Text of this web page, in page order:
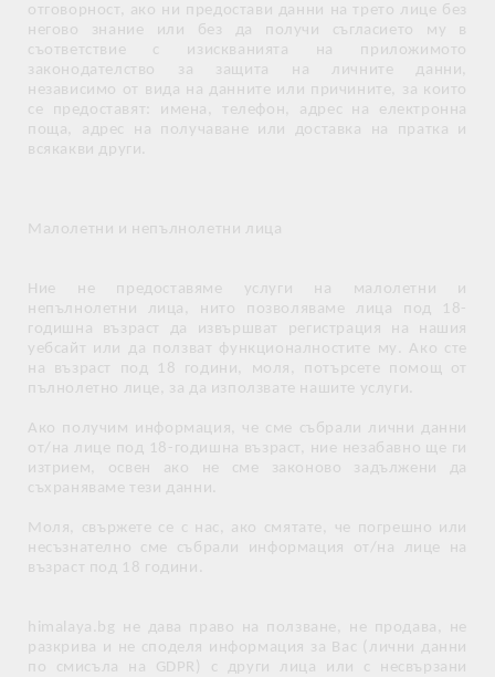
отговорност, ако ни предостави данни на трето лице без
негово знание или без да получи съгласието му в
съответствие с изискванията на приложимото
законодателство за защита на личните данни,
независимо от вида на данните или причините, за които
се предоставят: имена, телефон, адрес на електронна
поща, адрес на получаване или доставка на пратка и
всякакви други.
Малолетни и непълнолетни лица
Ние не предоставяме услуги на малолетни и
непълнолетни лица, нито позволяваме лица под 18-
годишна възраст да извършват регистрация на нашия
уебсайт или да ползват функционалностите му. Ако сте
на възраст под 18 години, моля, потърсете помощ от
пълнолетно лице, за да използвате нашите услуги.
Ако получим информация, че сме събрали лични данни
от/на лице под 18-годишна възраст, ние незабавно ще ги
изтрием, освен ако не сме законово задължени да
съхраняваме тези данни.
Моля, свържете се с нас, ако смятате, че погрешно или
несъзнателно сме събрали информация от/на лице на
възраст под 18 години.
himalaya.bg не дава право на ползване, не продава, не
разкрива и не споделя информация за Вас (лични данни
по смисъла на GDPR) с други лица или с несвързани